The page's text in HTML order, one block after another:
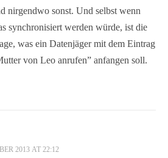
nirgendwo sonst. Und selbst wenn
synchronisiert werden würde, ist die
was ein Datenjäger mit dem Eintrag
von Leo anrufen” anfangen soll.
2013 AT 22:12